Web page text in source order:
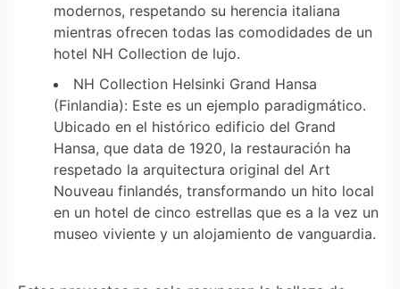
modernos, respetando su herencia italiana
mientras ofrecen todas las comodidades de un
hotel NH Collection de lujo.
NH Collection Helsinki Grand Hansa
(Finlandia): Este es un ejemplo paradigmático.
Ubicado en el histórico edificio del Grand
Hansa, que data de 1920, la restauración ha
respetado la arquitectura original del Art
Nouveau finlandés, transformando un hito local
en un hotel de cinco estrellas que es a la vez un
museo viviente y un alojamiento de vanguardia.